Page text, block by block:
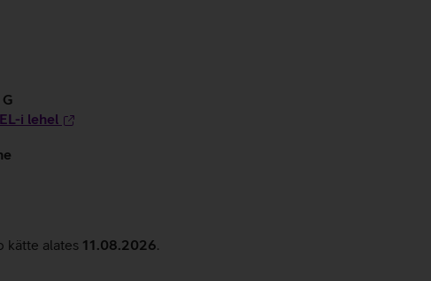
G
i lehel
kätte alates 11.08.2026